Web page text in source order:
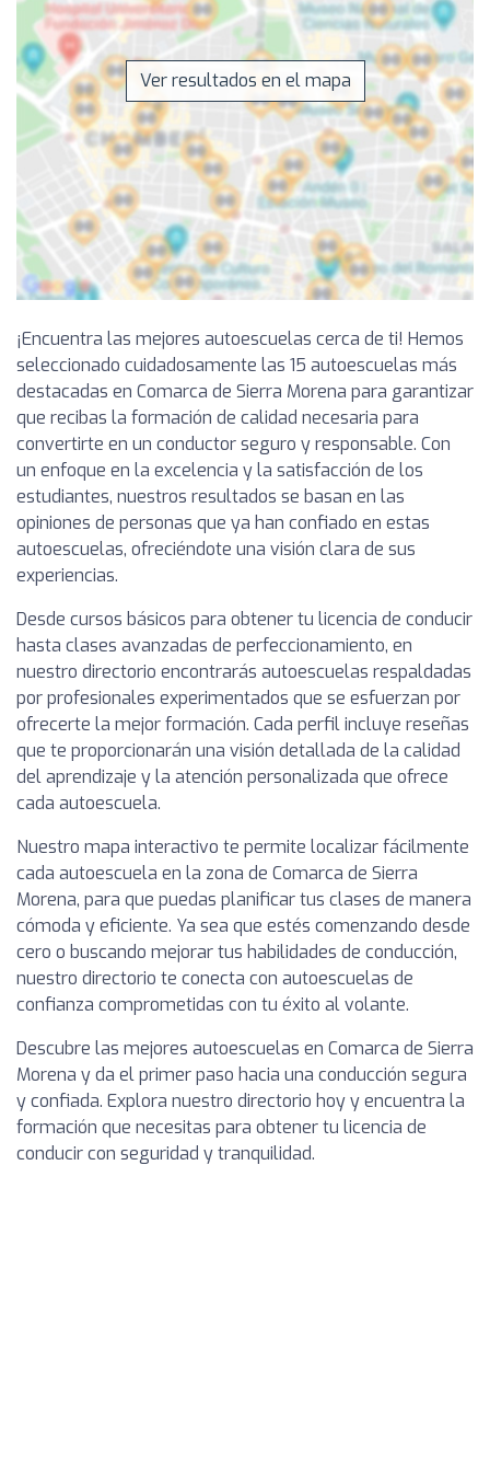
Ver resultados en el mapa
¡Encuentra las mejores autoescuelas cerca de ti! Hemos
seleccionado cuidadosamente las 15 autoescuelas más
destacadas en Comarca de Sierra Morena para garantizar
que recibas la formación de calidad necesaria para
convertirte en un conductor seguro y responsable. Con
un enfoque en la excelencia y la satisfacción de los
estudiantes, nuestros resultados se basan en las
opiniones de personas que ya han confiado en estas
autoescuelas, ofreciéndote una visión clara de sus
experiencias.
Desde cursos básicos para obtener tu licencia de conducir
hasta clases avanzadas de perfeccionamiento, en
nuestro directorio encontrarás autoescuelas respaldadas
por profesionales experimentados que se esfuerzan por
ofrecerte la mejor formación. Cada perfil incluye reseñas
que te proporcionarán una visión detallada de la calidad
del aprendizaje y la atención personalizada que ofrece
cada autoescuela.
Nuestro mapa interactivo te permite localizar fácilmente
cada autoescuela en la zona de Comarca de Sierra
Morena, para que puedas planificar tus clases de manera
cómoda y eficiente. Ya sea que estés comenzando desde
cero o buscando mejorar tus habilidades de conducción,
nuestro directorio te conecta con autoescuelas de
confianza comprometidas con tu éxito al volante.
Descubre las mejores autoescuelas en Comarca de Sierra
Morena y da el primer paso hacia una conducción segura
y confiada. Explora nuestro directorio hoy y encuentra la
formación que necesitas para obtener tu licencia de
conducir con seguridad y tranquilidad.